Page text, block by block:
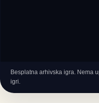
Besplatna arhivska igra. Nema
igri.